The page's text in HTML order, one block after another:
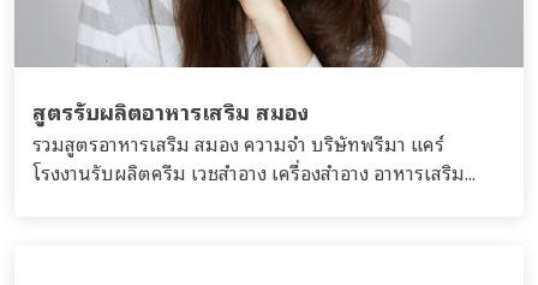
สูตรรับผลิตอาหารเสริม สมอง
รวมสูตรอาหารเสริม สมอง ความจำ บริษัทพรีมา แคร์
โรงงานรับผลิตครีม เวชสำอาง เครื่องสำอาง อาหารเสริม...